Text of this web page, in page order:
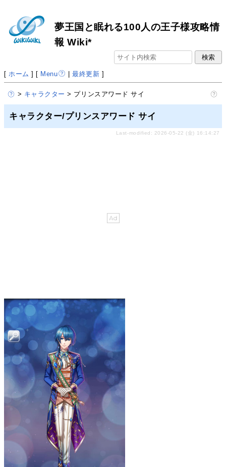
夢王国と眠れる100人の王子様攻略情
報 Wiki*
[ ホーム ] [ Menu |最終更新 ]
> キャラクター > プリンスアワード サイ
キャラクター/プリンスアワード サイ
Last-modified: 2026-05-22 (金) 16:14:27